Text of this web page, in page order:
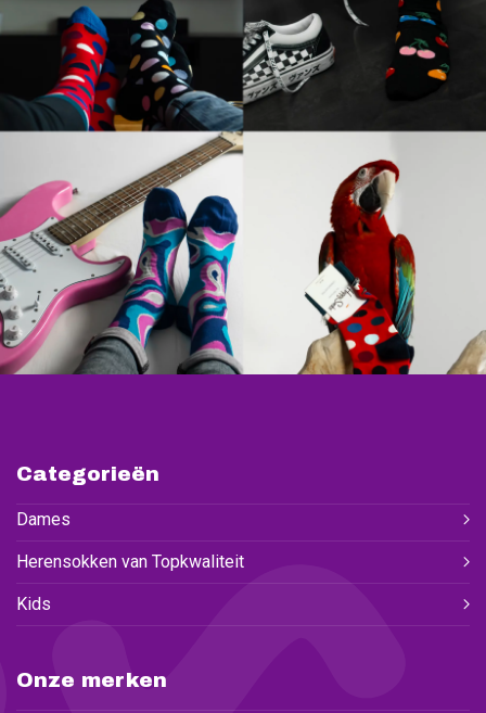
Categorieën
Dames
Herensokken van Topkwaliteit
Kids
Onze merken